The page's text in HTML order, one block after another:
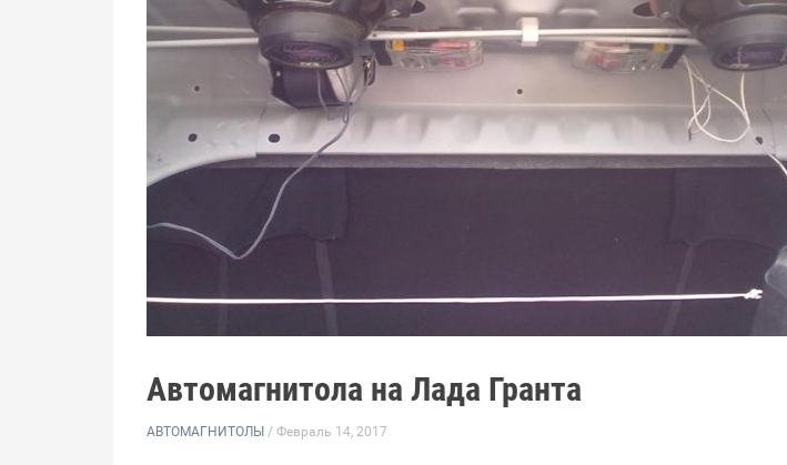
Автомагнитола на Лада Гранта
АВТОМАГНИТОЛЫ / Февраль 14, 2017